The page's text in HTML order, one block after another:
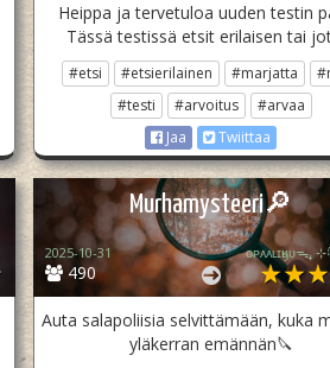
Heippa ja tervetuloa uuden testin
Tässä testissä etsit erilaisen tai
#etsi #etsierilainen #marjatta
#testi
#arvoitus
#arvaa
Jaa
Twiittaa
Murhamysteeri🔎
490
2025-10-31
Auta salapoliisia selvittämään, kuka
yläkerran emännän🔪